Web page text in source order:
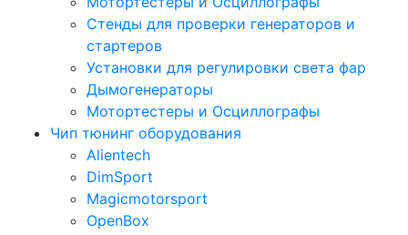
Стенды для проверки генераторов и
стартеров
Установки для регулировки света фар
Дымогенераторы
Мотортестеры и Осциллографы
Чип тюнинг оборудования
Alientech
DimSport
Magicmotorsport
OpenBox